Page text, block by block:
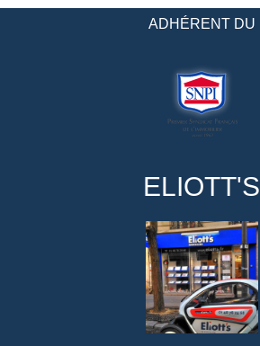
ADHÉRENT DU
ELIOTT'S